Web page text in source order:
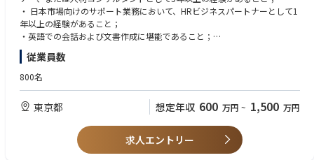
・CIO直下で、グローバルIT本部全体の変革に直接関与できる
・IT戦略、投資、ガバナンス、人材、組織運営など、IT部門経営に近い
テーマを幅広く担える
・自動車業界の大きな変化の中で、SDV、データ、AI、セキュリティ、
基幹刷新など重要テーマに関与できる
・経営層との距離が近く、自らの提案や判断が会社全体のIT運営に影響
を与える
・既存の運用を守るだけでなく、IT部門そのものを変革する役割を担え
る
・既存システム、業務慣習、組織構造、コスト制約など、すぐには変え
he team;
- Consult with line management and provide HR guidance when approp
riate, including talent development, performance management, and em
- Proactively assess team and employee development needs, make reco
mmendations, and implement appropriate solutions;
- Manage employee disciplinary issues and advise business leaders on ho
- Integrate and partner with HR colleagues in the Learning & Developmen
ement solutions;
- Drive employee engagement agenda for the employees in your business
・ 日本市場向けのサポート業務において、HRビジネスパートナーとして1
年以上の経験があること；
・英語での会話および文書作成に堪能であること；
・ 組織のあらゆる階層において、影響力を発揮し、変革を推進し、効果的
にコミュニケーションを図り、現状に挑むことができる、優れた関係構築
能力を有すること；
断を下し、適切な意思決定を行う能力を有すること；
・人材の継続的な育成と支援を通じてビジネスを成長させるための、深い
ビジネスセンスを有すること。
従業員数
800名
東京都 想定年収 600 万円 ~ 1,500 万円
求人エントリー